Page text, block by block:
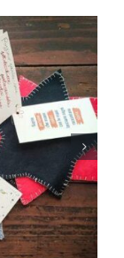
è: MITO